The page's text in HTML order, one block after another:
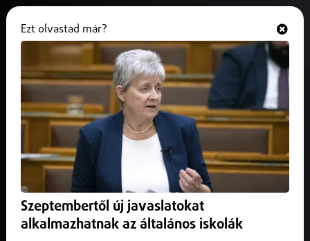
Kiderült, kik voltak a kenyai
repülőbaleset magyar áldozatai
2025. október 29. Külföld
Ahogy arról korábban beszámoltunk, tragikus légi baleset
partvidéken, 8 magyar áldozattal.
Ezt olvastad már?
Szeptembertől új javaslatokat
alkalmazhatnak az általános iskolák